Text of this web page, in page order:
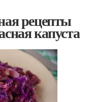
рецепты
капуста